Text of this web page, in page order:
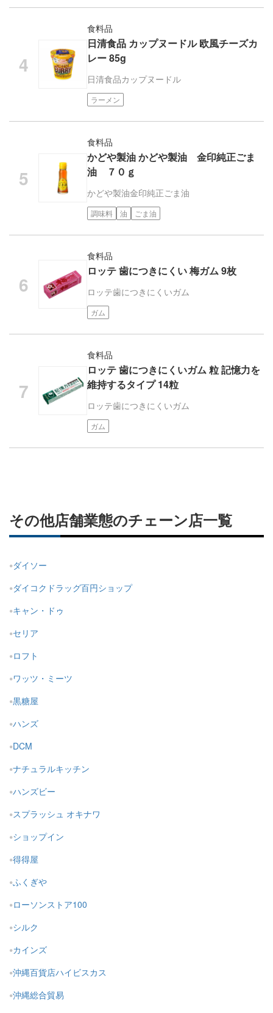
食料品
日清食品 カップヌードル 欧風チーズカ
レー 85g
日清食品カップヌードル
ラーメン
食料品
かどや製油 かどや製油 金印純正ごま
油 ７０ｇ
かどや製油金印純正ごま油
調味料 油 ごま油
食料品
ロッテ 歯につきにくい 梅ガム 9枚
ロッテ歯につきにくいガム
ガム
食料品
ロッテ 歯につきにくいガム 粒 記憶力を
維持するタイプ 14粒
ロッテ歯につきにくいガム
ガム
その他店舗業態のチェーン店一覧
ダイソー
ダイコクドラッグ百円ショップ
キャン・ドゥ
セリア
ロフト
ワッツ・ミーツ
黒糖屋
ハンズ
DCM
ナチュラルキッチン
ハンズビー
スプラッシュ オキナワ
ショップイン
得得屋
ふくぎや
ローソンストア100
シルク
カインズ
沖縄百貨店ハイビスカス
沖縄総合貿易